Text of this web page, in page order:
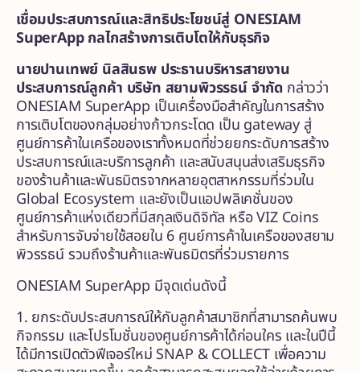
เชื่อมประสบการณ์และสิทธิประโยชน์สู่ ONESIAM
SuperApp กลไกสร้างการเติบโตให้กับธุรกิจ
นายปานเทพย์ นิลสินธพ ประธานบริหารสายงาน
ประสบการณ์ลูกค้า บริษัท สยามพิวรรธน์ จำกัด กล่าวว่า
ONESIAM SuperApp เป็นเครื่องมือสำคัญในการสร้าง
การเติบโตของกลุ่มอย่างก้าวกระโดด เป็น gateway สู่
ศูนย์การค้าในเครือของเราทั้งหมดที่ช่วยยกระดับการสร้าง
ประสบการณ์และบริการลูกค้า และสนับสนุนส่งเสริมธุรกิจ
ของร้านค้าและพันธมิตรจากหลายอุตสาหกรรมที่ร่วมใน
Global Ecosystem และยังเป็นแอปพลิเคชั่นของ
ศูนย์การค้าแห่งเดียวที่มีสกุลเงินดิจิทัล หรือ VIZ Coins
สำหรับการจับจ่ายใช้สอยใน 6 ศูนย์การค้าในเครือของสยาม
พิวรรธน์ รวมถึงร้านค้าและพันธมิตรที่ร่วมรายการ
ONESIAM SuperApp มีจุดเด่นดังนี้
1. ยกระดับประสบการณ์ให้กับลูกค้าสมาชิกที่สามารถค้นพบ
กิจกรรม และโปรโมชั่นของศูนย์การค้าได้ก่อนใคร และในปีนี้
ได้มีการเปิดตัวฟีเจอร์ใหม่ SNAP & COLLECT เพื่อความ